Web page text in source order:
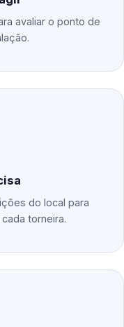
avaliar o ponto de
do local para
torneira.